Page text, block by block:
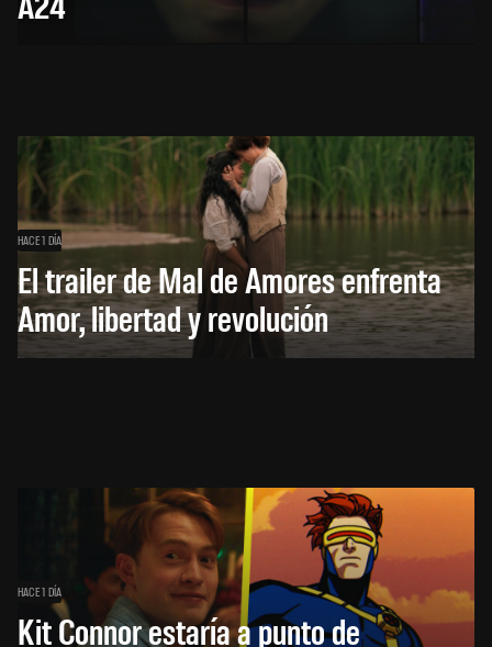
HACE 1 DÍA
El trailer de Mal de Amores enfrenta
Amor, libertad y revolución
HACE 1 DÍA
Kit Connor estaría a punto de